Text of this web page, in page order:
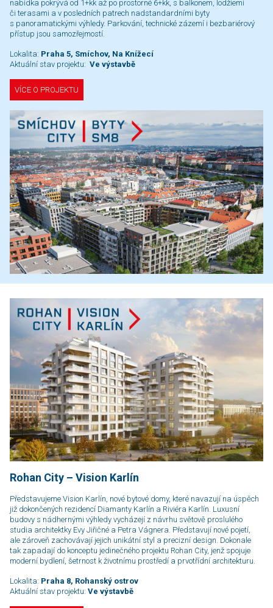
nabídka pokrývá od 1+kk až po prostorné 6+kk, s balkonem, lodžiemi
či terasami a v posledních patrech nadstandardními byty
s panoramatickými výhledy. Parkování, technické zázemí i bezbariérový
přístup jsou samozřejmostí.
Lokalita: Praha 5, Smíchov, Na Knížecí
Aktuální stav projektu: Ve výstavbě
VÍCE O PROJEKTU
Rohan City – Vision Karlín
Představujeme Vision Karlín, nové bytové domy, které navazují na úspěch
již dokončených rezidencí Diamanty Karlín a Riviéra Karlín. Luxusní
budovy s nádhernými výhledy vycházejí z návrhu světově proslulého
studia architektky Evy Jiřičné a Petra Vágnera. Představují nové pojetí,
ale zároveň zachovávají jejich unikátní styl a precizní design. Dokonale
tak zapadají do konceptu jedinečného projektu Rohan City, jenž spojuje
moderní bydlení, šetrnost k životnímu prostředí a prvotřídní architekturu.
Lokalita: Praha 8, Rohanský ostrov
Aktuální stav projektu: Ve výstavbě